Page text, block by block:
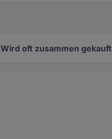
Wird oft zusammen gekauft